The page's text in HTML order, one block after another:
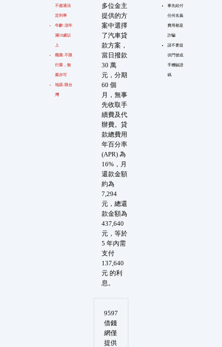
不超過法
定利率
年齡:須年
滿18歲以
上
職業:不限
行業，無
業亦可
地區:限台
灣
多位金主
提供的方
案中選擇
了汽車貸
款方案，
當日撥款
30 萬
元，分期
60 個
月，無事
先收取手
續費及代
辦費。貸
款總費用
年百分率
(APR) 為
16%，月
還款金額
約為
7,294
元，總還
款金額為
437,640
元，等於
5 年內需
支付
137,640
元 的利
息。
事先給付
任何名義
費用都是
詐騙
請不要提
供門號或
手機驗證
碼
9597
借錢
網僅
提供